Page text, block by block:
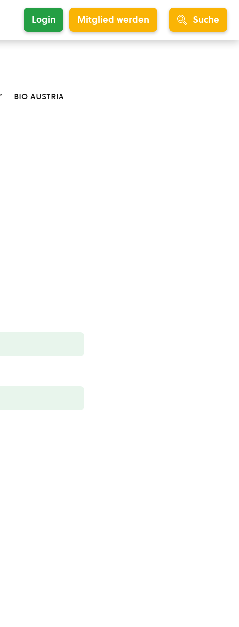
Login Mitglied werden Suche
bio austria